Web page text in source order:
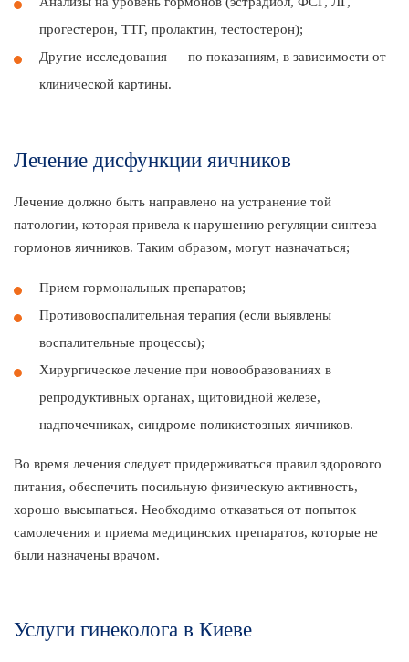
прогестерон, ТТГ, пролактин, тестостерон);
Другие исследования — по показаниям, в зависимости от
клинической картины.
Лечение дисфункции яичников
Лечение должно быть направлено на устранение той
патологии, которая привела к нарушению регуляции синтеза
гормонов яичников. Таким образом, могут назначаться;
Прием гормональных препаратов;
Противовоспалительная терапия (если выявлены
воспалительные процессы);
Хирургическое лечение при новообразованиях в
репродуктивных органах, щитовидной железе,
надпочечниках, синдроме поликистозных яичников.
Во время лечения следует придерживаться правил здорового
питания, обеспечить посильную физическую активность,
хорошо высыпаться. Необходимо отказаться от попыток
самолечения и приема медицинских препаратов, которые не
были назначены врачом.
Услуги гинеколога в Киеве